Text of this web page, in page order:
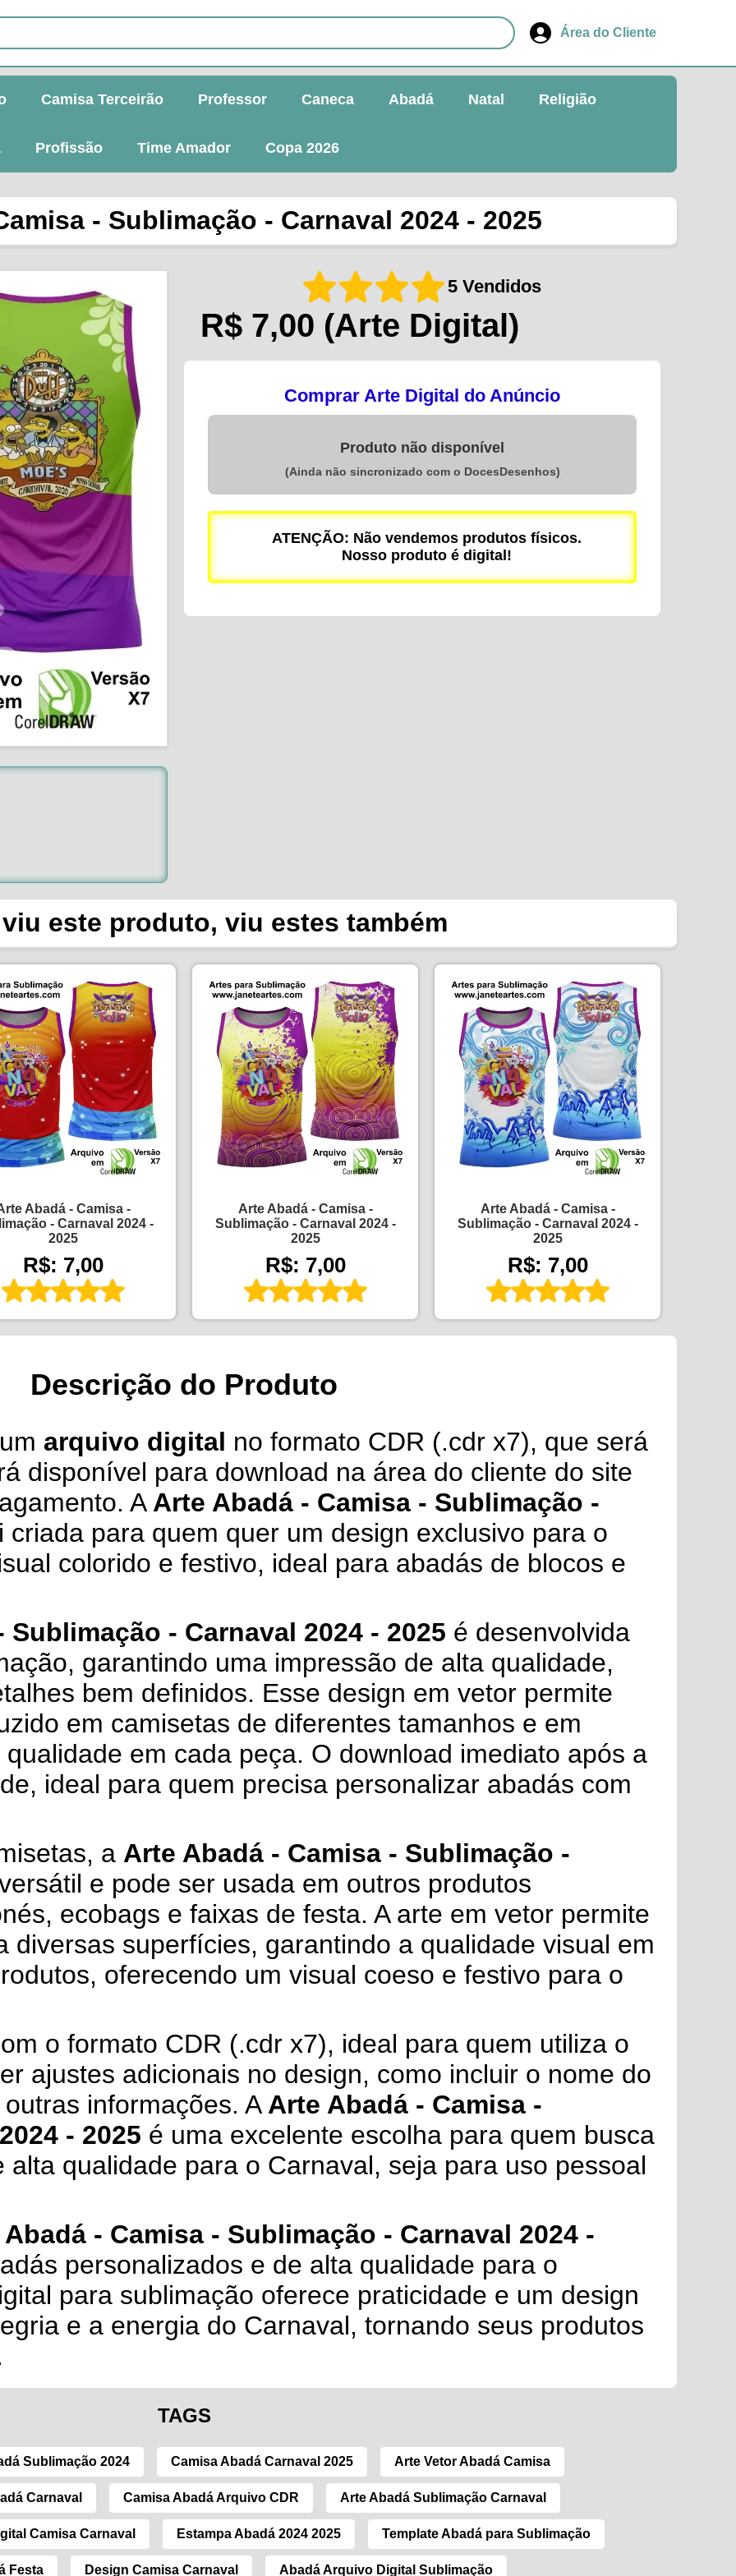
Área do Cliente
Camisa Terceirão Professor Caneca Abadá Natal Religião
Profissão Time Amador Copa 2026
- Sublimação - Carnaval 2024 - 2025
5 Vendidos
R$ 7,00 (Arte Digital)
Comprar Arte Digital do Anúncio
Produto não disponível
(Ainda não sincronizado com o DocesDesenhos)
ATENÇÃO: Não vendemos produtos físicos.
Nosso produto é digital!
este produto, viu estes também
Abadá - Camisa -
- Carnaval 2024 -
2025
R$: 7,00
Arte Abadá - Camisa -
Sublimação - Carnaval 2024 -
2025
R$: 7,00
Arte Abadá - Camisa -
Sublimação - Carnaval 2024 -
2025
R$: 7,00
Descrição do Produto
arquivo digital no formato CDR (.cdr x7), que será
disponível para download na área do cliente do site
AArte Abadá - Camisa - Sublimação -
para quem quer um design exclusivo para o
colorido e festivo, ideal para abadás de blocos e
- Carnaval 2024 - 2025 é desenvolvida
garantindo uma impressão de alta qualidade,
bem definidos. Esse design em vetor permite
em camisetas de diferentes tamanhos e em
em cada peça. O download imediato após a
ideal para quem precisa personalizar abadás com
a Arte Abadá - Camisa - Sublimação -
e pode ser usada em outros produtos
ecobags e faixas de festa. A arte em vetor permite
diversas superfícies, garantindo a qualidade visual em
oferecendo um visual coeso e festivo para o
o formato CDR (.cdr x7), ideal para quem utiliza o
ajustes adicionais no design, como incluir o nome do
informações. AArte Abadá - Camisa -
- 2025 é uma excelente escolha para quem busca
qualidade para o Carnaval, seja para uso pessoal
- Camisa - Sublimação - Carnaval 2024 -
personalizados e de alta qualidade para o
para sublimação oferece praticidade e um design
e a energia do Carnaval, tornando seus produtos
TAGS
Sublimação 2024 Camisa Abadá Carnaval 2025 Arte Vetor Abadá Camisa
Carnaval Camisa Abadá Arquivo CDR Arte Abadá Sublimação Carnaval
Camisa Carnaval Estampa Abadá 2024 2025 Template Abadá para Sublimação
Festa Design Camisa Carnaval Abadá Arquivo Digital Sublimação